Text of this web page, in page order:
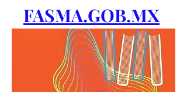
FASMA.GOB.MX